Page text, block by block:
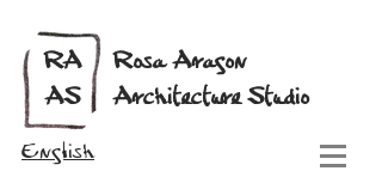
Rosa Aragon
Architecture Studio
RA
AS
English